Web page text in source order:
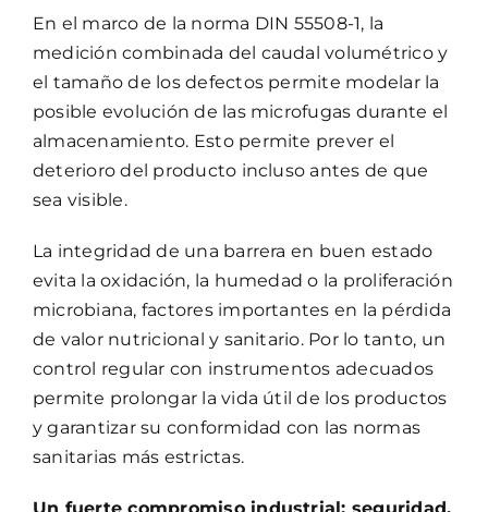
En el marco de la norma DIN 55508-1, la
medición combinada del caudal volumétrico y
el tamaño de los defectos permite modelar la
posible evolución de las microfugas durante el
almacenamiento. Esto permite prever el
deterioro del producto incluso antes de que
sea visible.
La integridad de una barrera en buen estado
evita la oxidación, la humedad o la proliferación
microbiana, factores importantes en la pérdida
de valor nutricional y sanitario. Por lo tanto, un
control regular con instrumentos adecuados
permite prolongar la vida útil de los productos
y garantizar su conformidad con las normas
sanitarias más estrictas.